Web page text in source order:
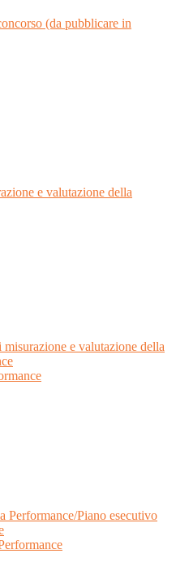
(da pubblicare in
e valutazione della
misurazione e valutazione della
Performance/Piano esecutivo